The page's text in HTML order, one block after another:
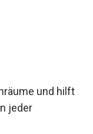
und hilft
jeder